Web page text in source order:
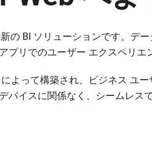
の BI ソリューションです。デ
プリでのユーザー エクスペリエ
よって構築され、ビジネス ユ
バイスに関係なく、シームレス